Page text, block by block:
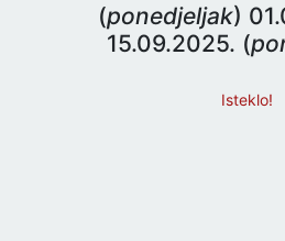
(ponedjeljak)
15.09.2025. (
Isteklo!